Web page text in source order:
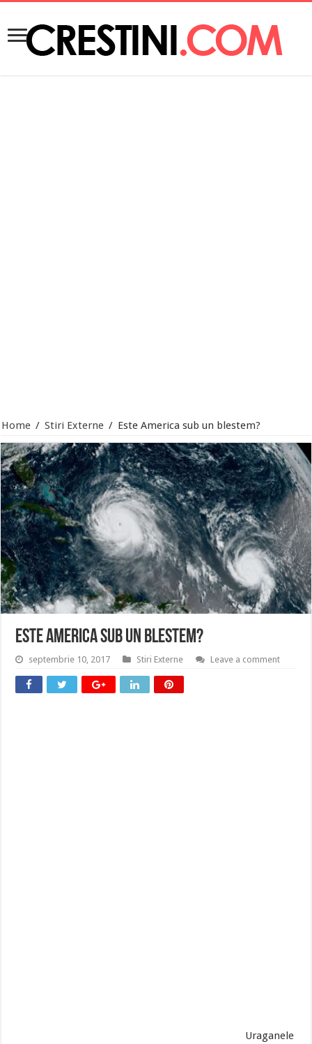
Home / Stiri Externe / Este America sub un blestem?
Este America sub un blestem?
septembrie 10, 2017 Stiri Externe Leave a comment
Uraganele